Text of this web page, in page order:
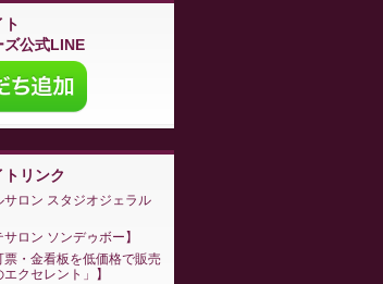
ズ公式LINE
リンク
サロン スタジオジェラル
サロン ソンデゥボー
票・金看板を低価格で販売
クセレント」